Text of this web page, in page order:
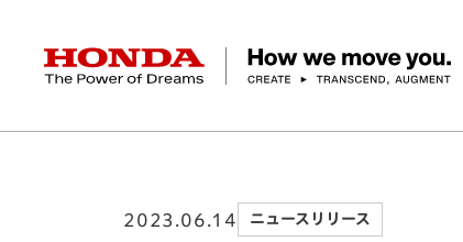
HONDA The Power of Dreams
経営方針 会社概要 ヒストリー
パワープロダクツ マリン
デザイン オープンイノベー
Honda Report 環境 社会
財務・業績情報 株式・債券情報
新型小型ビジネ
2023.06.14 ニュースリリース